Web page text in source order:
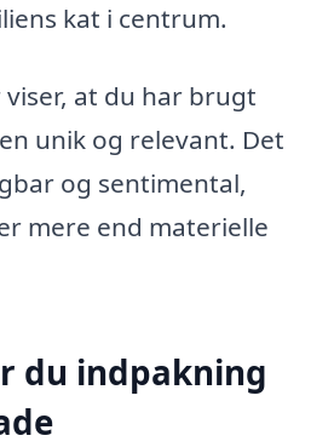
kat i centrum.
at du har brugt
unik og relevant. Det
og sentimental,
mere end materielle
du indpakning